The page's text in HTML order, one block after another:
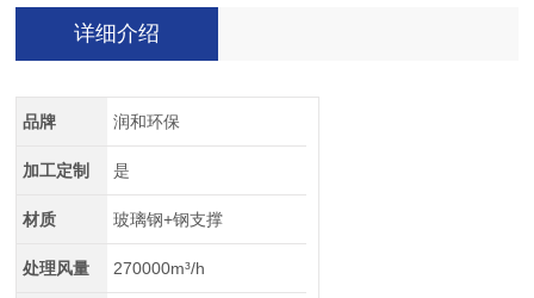
详细介绍
品牌 润和环保
加工定制 是
材质 玻璃钢+钢支撑
处理风量 270000m³/h